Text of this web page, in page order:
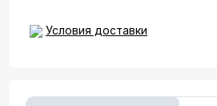
Условия доставки